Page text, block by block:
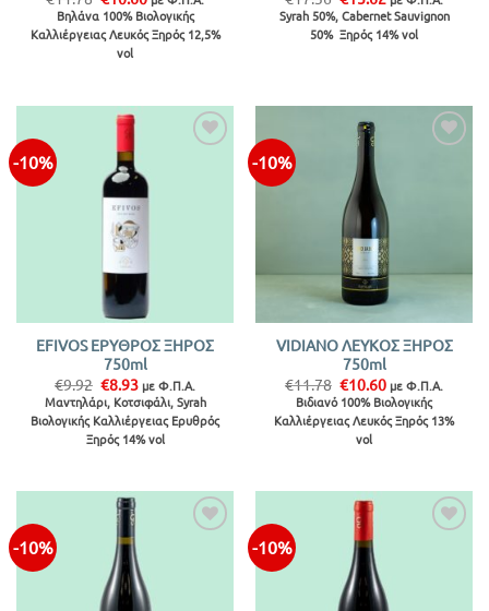
price
was:
€11.78.
τρέχουσα
τιμή
είναι:
Βηλάνα 100% Βιολογικής
Καλλιέργειας Λευκός Ξηρός 12,5%
vol
price
was:
€17.36.
τρέχουσα
τιμή
είναι:
Syrah 50%, Cabernet Sauvignon
50% Ξηρός 14% vol
-10%
EFIVOS ΕΡΥΘΡΟΣ ΞΗΡΟΣ
750ml
€9.92 Original
price
was:
€9.92.
€8.93Η
τρέχουσα
τιμή
είναι:
€8.93.
με Φ.Π.Α.
Μαντηλάρι, Κοτσιφάλι, Syrah
Βιολογικής Καλλιέργειας Ερυθρός
Ξηρός 14% vol
-10%
VIDIANO ΛΕΥΚΟΣ ΞΗΡΟΣ
750ml
€11.78 Original
price
was:
€11.78.
€10.60Η
τρέχουσα
τιμή
είναι:
με Φ.Π.Α.
Βιδιανό 100% Βιολογικής
Καλλιέργειας Λευκός Ξηρός 13%
vol
-10% -10%